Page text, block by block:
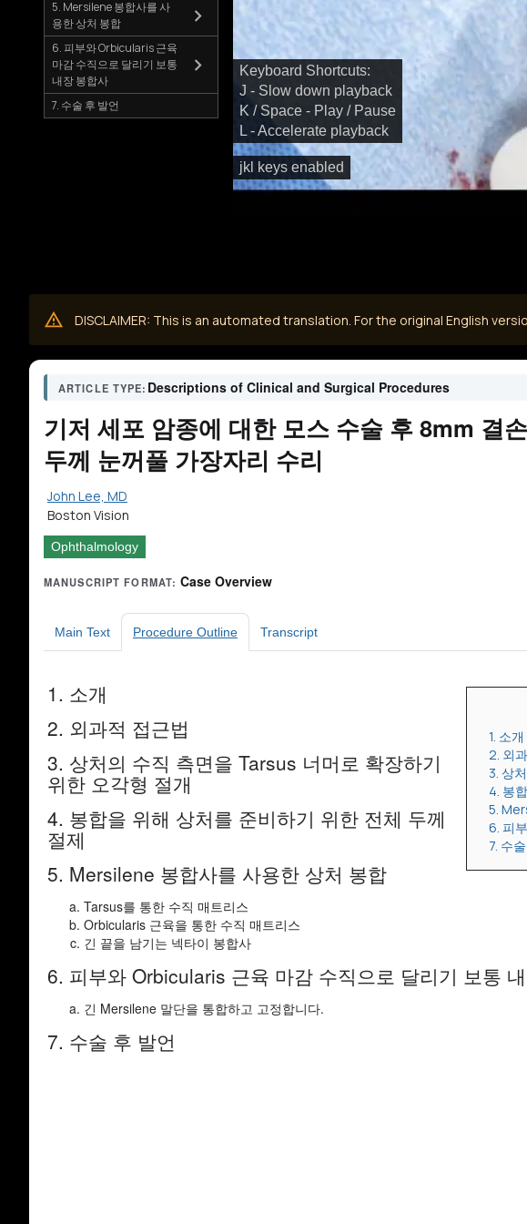
jkl keys enabled
Keyboard Shortcuts:
J - Slow down playback
K / Space - Play / Pause
L - Accelerate playback
5. Mersilene 봉합사를 사
용한 상처 봉합
6. 피부와 Orbicularis 근육
마감 수직으로 달리기 보통
내장 봉합사
7. 수술 후 발언
DISCLAIMER: This is an automated translation. For the original English
ARTICLE TYPE: Descriptions of Clinical and Surgical Procedures
기저 세포 암종에 대한 모스 수술 후 8mm 결
두께 눈꺼풀 가장자리 수리
John Lee, MD
Boston Vision
Ophthalmology
MANUSCRIPT FORMAT: Case Overview
Main Text Procedure Outline Transcript
1. 소개
2. 외
3. 상
4. 봉
5.
6. 피
7. 수
1. 소개
2. 외과적 접근법
3. 상처의 수직 측면을 Tarsus 너머로 확장하기
위한 오각형 절개
4. 봉합을 위해 상처를 준비하기 위한 전체 두께
절제
5. Mersilene 봉합사를 사용한 상처 봉합
Tarsus를 통한 수직 매트리스
Orbicularis 근육을 통한 수직 매트리스
긴 끝을 남기는 넥타이 봉합사
6. 피부와 Orbicularis 근육 마감 수직으로 달리기 보통
긴 Mersilene 말단을 통합하고 고정합니다.
7. 수술 후 발언